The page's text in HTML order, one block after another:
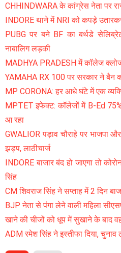
CHHINDWARA के कांग्रेस नेता पर
INDORE थाने में NRI को कपड़े
PUBG पर बने BF का बर्थडे
नाबालिग लड़की
MADHYA PRADESH में कॉलेज क्लोज
YAMAHA RX 100 पर सरकार ने बैन
MP CORONA: हर आधे घंटे में एक
MPTET इफेक्ट: कॉलेजों में B-Ed
आ रहा
GWALIOR पड़ाव चौराहे पर भाजपा
झड़प, लाठीचार्ज
INDORE बाजार बंद हो जाएगा तो
सिंह
CM शिवराज सिंह ने सप्ताह में 2 दिन
BJP नेता से पंगा लेने वाली महिला
खाने की चीजों को धूप में सुखाने के बाद वह
ADM रमेश सिंह ने इस्तीफा दिया,